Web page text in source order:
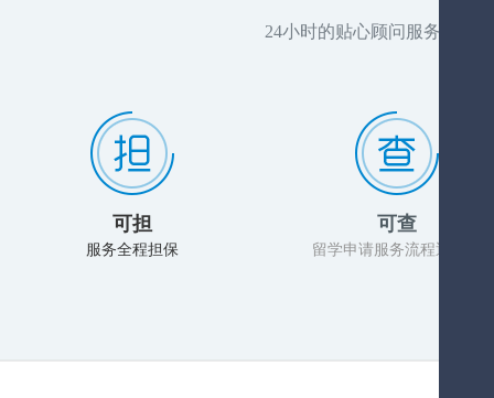
24小时的贴心顾问服务，推
可担
服务全程担保
可查
留学申请服务流程透明化